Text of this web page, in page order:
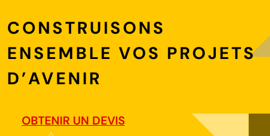
CONSTRUISONS
ENSEMBLE VOS PROJETS
D’AVENIR
OBTENIR UN DEVIS